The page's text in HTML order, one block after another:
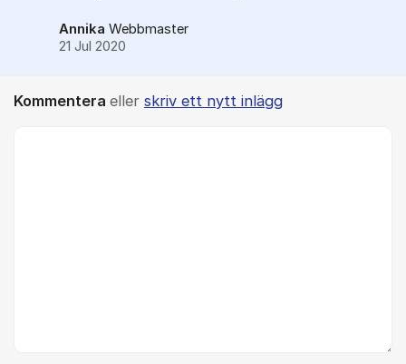
Annika Webbmaster
21 Jul 2020
Kommentera eller skriv ett nytt inlägg